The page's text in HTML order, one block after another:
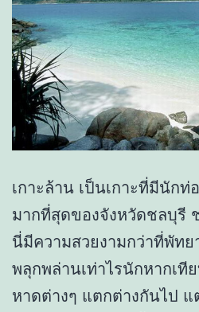
เกาะล้าน เป็นเกาะที่มีนักท่
มากที่สุดของจังหวัดชลบุรี
นี่มีความสวยงามกว่าที่พัท
พลุกพล่านเท่าไรนักหากเที
หาดต่างๆ แตกต่างกันไป